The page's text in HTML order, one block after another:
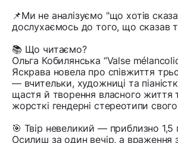
📌Ми не аналізуємо "що хотів
дослухаємось до того, що сказав
📚 Що читаємо?
Ольга Кобилянська “Valse
Яскрава новела про співжиття
— вчительки, художниці та
щастя й творення власного життя
жорсткі гендерні стереотипи
🎯 Твір невеликий — приблизно 1,5
Осилиш за один вечір, а враження